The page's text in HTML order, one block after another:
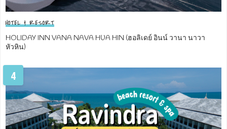
HOTEL & RESORT
HOLIDAY INN VANA NAVA HUA HIN (ฮอลิเดย์ อินน์ วานา นาวา
หัวหิน)
4